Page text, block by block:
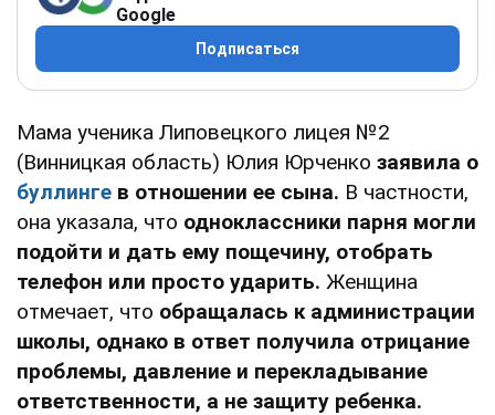
Google
Подписаться
Мама ученика Липовецкого лицея №2
(Винницкая область) Юлия Юрченко заявила о
буллинге в отношении ее сына. В частности,
она указала, что одноклассники парня могли
подойти и дать ему пощечину, отобрать
телефон или просто ударить. Женщина
отмечает, что обращалась к администрации
школы, однако в ответ получила отрицание
проблемы, давление и перекладывание
ответственности, а не защиту ребенка.